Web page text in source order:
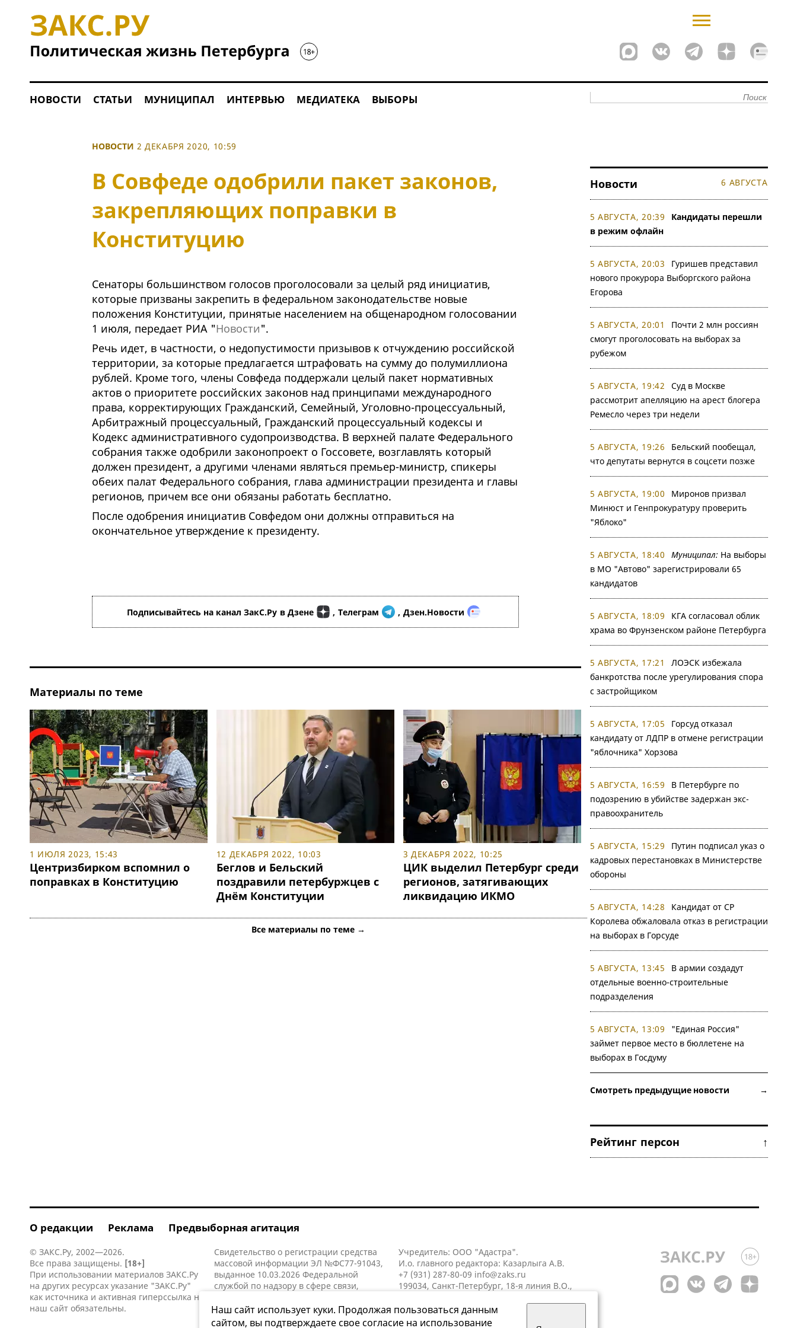
НОВОСТИ СТАТЬИ МУНИЦИПАЛ ИНТЕРВЬЮ МЕДИАТЕКА ВЫБОРЫ
НОВОСТИ 2 ДЕКАБРЯ 2020, 10:59
В Совфеде одобрили пакет законов,
закрепляющих поправки в
Конституцию
Сенаторы большинством голосов проголосовали за целый ряд инициатив,
которые призваны закрепить в федеральном законодательстве новые
положения Конституции, принятые населением на общенародном голосовании
1 июля, передает РИА "Новости".
Речь идет, в частности, о недопустимости призывов к отчуждению российской
территории, за которые предлагается штрафовать на сумму до полумиллиона
рублей. Кроме того, члены Совфеда поддержали целый пакет нормативных
актов о приоритете российских законов над принципами международного
права, корректирующих Гражданский, Семейный, Уголовно-процессуальный,
Арбитражный процессуальный, Гражданский процессуальный кодексы и
Кодекс административного судопроизводства. В верхней палате Федерального
собрания также одобрили законопроект о Госсовете, возглавлять который
должен президент, а другими членами являться премьер-министр, спикеры
обеих палат Федерального собрания, глава администрации президента и главы
регионов, причем все они обязаны работать бесплатно.
После одобрения инициатив Совфедом они должны отправиться на
окончательное утверждение к президенту.
Подписывайтесь на канал ЗакС.Ру в Дзене , Телеграм , Дзен.Новости
Материалы по теме
1 ИЮЛЯ 2023, 15:43
Центризбирком вспомнил о
поправках в Конституцию
12 ДЕКАБРЯ 2022, 10:03
Беглов и Бельский
поздравили петербуржцев с
Днём Конституции
3 ДЕКАБРЯ 2022, 10:25
ЦИК выделил Петербург среди
регионов, затягивающих
ликвидацию ИКМО
Все материалы по теме →
Новости 6 АВГУСТА
5 АВГУСТА, 20:39
Кандидаты перешли
в режим офлайн
5 АВГУСТА, 20:03
Гуришев представил
нового прокурора Выборгского района
Егорова
5 АВГУСТА, 20:01
Почти 2 млн россиян
смогут проголосовать на выборах за
рубежом
5 АВГУСТА, 19:42
Суд в Москве
рассмотрит апелляцию на арест блогера
Ремесло через три недели
5 АВГУСТА, 19:26
Бельский пообещал,
что депутаты вернутся в соцсети позже
5 АВГУСТА, 19:00
Миронов призвал
Минюст и Генпрокуратуру проверить
"Яблоко"
5 АВГУСТА, 18:40 Муниципал: На выборы
в МО "Автово" зарегистрировали 65
кандидатов
5 АВГУСТА, 18:09
КГА согласовал облик
храма во Фрунзенском районе Петербурга
5 АВГУСТА, 17:21
ЛОЭСК избежала
банкротства после урегулирования спора
с застройщиком
5 АВГУСТА, 17:05
Горсуд отказал
кандидату от ЛДПР в отмене регистрации
"яблочника" Хорзова
5 АВГУСТА, 16:59
В Петербурге по
подозрению в убийстве задержан экс-
правоохранитель
5 АВГУСТА, 15:29
Путин подписал указ о
кадровых перестановках в Министерстве
обороны
5 АВГУСТА, 14:28
Кандидат от СР
Королева обжаловала отказ в регистрации
на выборах в Горсуде
5 АВГУСТА, 13:45
В армии создадут
отдельные военно-строительные
подразделения
5 АВГУСТА, 13:09
"Единая Россия"
займет первое место в бюллетене на
выборах в Госдуму
Смотреть предыдущие новости →
Рейтинг персон ↑
О редакции Реклама Предвыборная агитация
© ЗАКС.Ру, 2002—2026.
Все права защищены. [18+]
При использовании материалов ЗАКС.Ру
на других ресурсах указание "ЗАКС.Ру"
как источника и активная гиперссылка на
наш сайт обязательны.
Свидетельство о регистрации средства
массовой информации ЭЛ №ФС77-91043,
выданное 10.03.2026 Федеральной
службой по надзору в сфере связи,
коммуникаций (Роскомнадзор).
Учредитель: ООО "Адастра".
И.о. главного редактора: Казарлыга А.В.
+7 (931) 287-80-09 info@zaks.ru
199034, Санкт-Петербург, 18-я линия В.О.,
Наш сайт использует куки. Продолжая пользоваться данным
сайтом, вы подтверждаете свое согласие на использование